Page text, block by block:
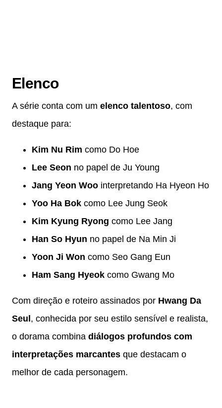
Elenco
A série conta com um elenco talentoso, com
destaque para:
Kim Nu Rim como Do Hoe
Lee Seon no papel de Ju Young
Jang Yeon Woo interpretando Ha Hyeon Ho
Yoo Ha Bok como Lee Jung Seok
Kim Kyung Ryong como Lee Jang
Han So Hyun no papel de Na Min Ji
Yoon Ji Won como Seo Gang Eun
Ham Sang Hyeok como Gwang Mo
Com direção e roteiro assinados por Hwang Da
Seul, conhecida por seu estilo sensível e realista,
o dorama combina diálogos profundos com
interpretações marcantes que destacam o
melhor de cada personagem.